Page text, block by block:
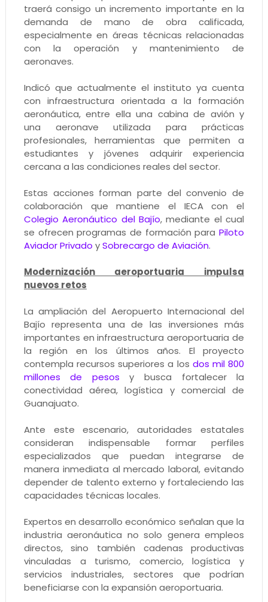
traerá consigo un incremento importante en la
demanda de mano de obra calificada,
especialmente en áreas técnicas relacionadas
con la operación y mantenimiento de
aeronaves.
Indicó que actualmente el instituto ya cuenta
con infraestructura orientada a la formación
aeronáutica, entre ella una cabina de avión y
una aeronave utilizada para prácticas
profesionales, herramientas que permiten a
estudiantes y jóvenes adquirir experiencia
cercana a las condiciones reales del sector.
Estas acciones forman parte del convenio de
colaboración que mantiene el IECA con el
Colegio Aeronáutico del Bajío, mediante el cual
se ofrecen programas de formación paraPiloto
Aviador Privado ySobrecargo de Aviación.
Modernización aeroportuaria impulsa
nuevos retos
La ampliación del Aeropuerto Internacional del
Bajío representa una de las inversiones más
importantes en infraestructura aeroportuaria de
la región en los últimos años. El proyecto
contempla recursos superiores a los dos mil 800
millones de pesos y busca fortalecer la
conectividad aérea, logística y comercial de
Guanajuato.
Ante este escenario, autoridades estatales
consideran indispensable formar perfiles
especializados que puedan integrarse de
manera inmediata al mercado laboral, evitando
depender de talento externo y fortaleciendo las
capacidades técnicas locales.
Expertos en desarrollo económico señalan que la
industria aeronáutica no solo genera empleos
directos, sino también cadenas productivas
vinculadas a turismo, comercio, logística y
servicios industriales, sectores que podrían
beneficiarse con la expansión aeroportuaria.